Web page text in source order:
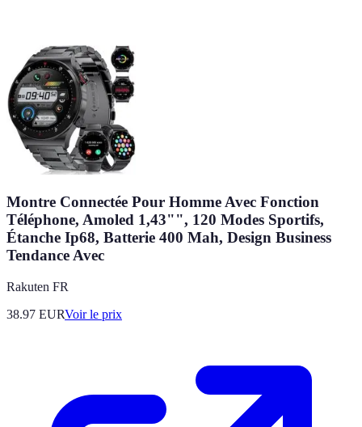
Montre Connectée Pour Homme Avec Fonction
Téléphone, Amoled 1,43"", 120 Modes Sportifs,
Étanche Ip68, Batterie 400 Mah, Design Business
Tendance Avec
Rakuten FR
38.97 EURVoir le prix